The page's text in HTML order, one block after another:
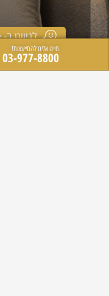
לניווט ב- Waze לחצו
חייגו אלינו להתייעצות!
03-977-8800